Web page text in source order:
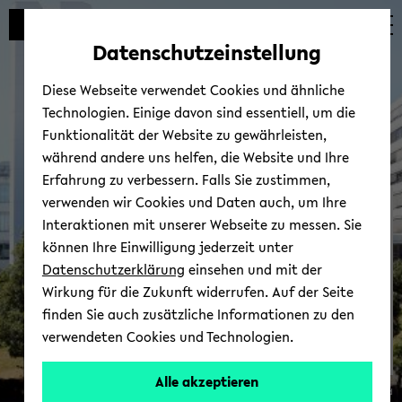
Automatische
vermeiden
zum
wechseln
zum
wechseln
zum
wechseln
Pra­xis­se­mes­ter im Aus­
land
© Uni­ver­si­tät Bie­le­feld
Datenschutzeinstellung
Diese Webseite verwendet Cookies und ähnliche
Technologien. Einige davon sind essentiell, um die
Funktionalität der Website zu gewährleisten,
während andere uns helfen, die Website und Ihre
Erfahrung zu verbessern. Falls Sie zustimmen,
verwenden wir Cookies und Daten auch, um Ihre
Interaktionen mit unserer Webseite zu messen. Sie
können Ihre Einwilligung jederzeit unter
Datenschutzerklärung einsehen und mit der
Wirkung für die Zukunft widerrufen. Auf der Seite
finden Sie auch zusätzliche Informationen zu den
verwendeten Cookies und Technologien.
Alle akzeptieren